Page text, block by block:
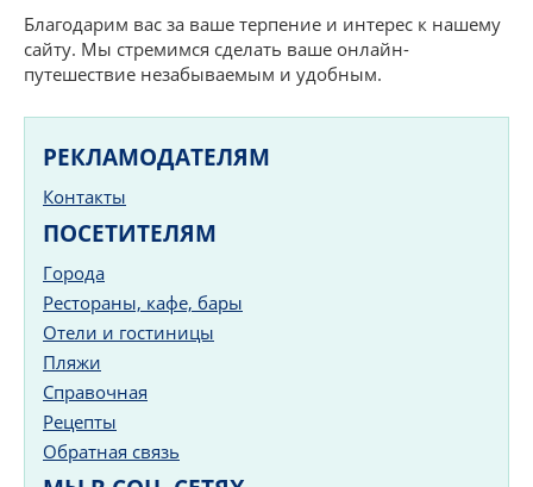
Благодарим вас за ваше терпение и интерес к нашему
сайту. Мы стремимся сделать ваше онлайн-
путешествие незабываемым и удобным.
РЕКЛАМОДАТЕЛЯМ
Контакты
ПОСЕТИТЕЛЯМ
Города
Рестораны, кафе, бары
Отели и гостиницы
Пляжи
Справочная
Рецепты
Обратная связь